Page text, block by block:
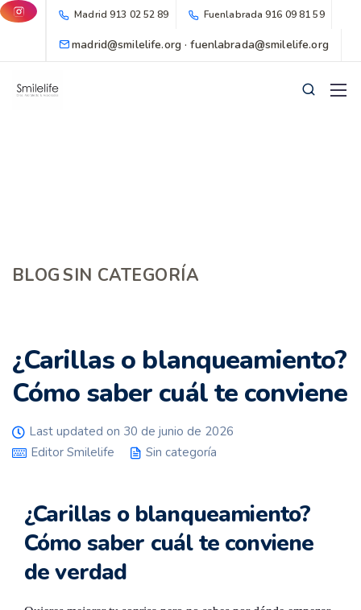
Madrid913 02 52 89 Fuenlabrada916 09 81 59
madrid@smilelife.org · fuenlabrada@smilelife.org
BLOGSIN CATEGORÍA
¿Carillas o blanqueamiento?
Cómo saber cuál te conviene
Last updated on 30 de junio de 2026
Editor Smilelife
Sin categoría
¿Carillas o blanqueamiento?
Cómo saber cuál te conviene
de verdad